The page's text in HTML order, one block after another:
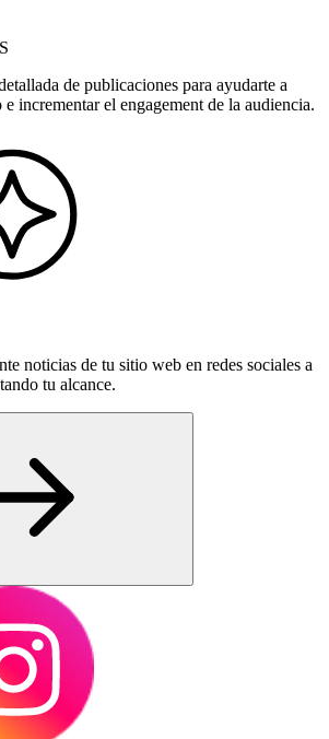
de publicaciones para ayudarte a
incrementar el engagement de la audiencia.
noticias de tu sitio web en redes sociales a
tu alcance.